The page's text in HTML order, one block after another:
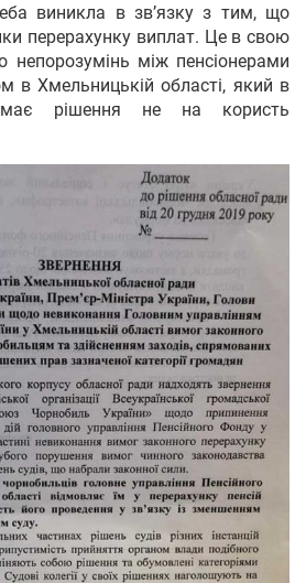
виникла в зв’язку з тим, що
перерахунку виплат. Це в свою
непорозумінь між пенсіонерами
в Хмельницькій області, який в
рішення не на користь